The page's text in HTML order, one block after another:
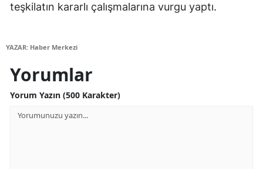
teşkilatın kararlı çalışmalarına vurgu yaptı.
YAZAR: Haber Merkezi
Yorumlar
Yorum Yazın (500 Karakter)